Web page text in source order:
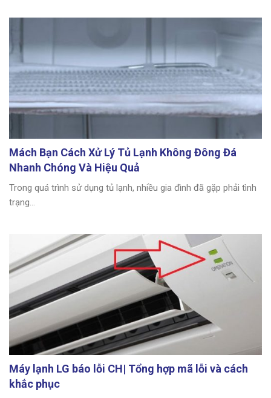
Mách Bạn Cách Xử Lý Tủ Lạnh Không Đông Đá
Nhanh Chóng Và Hiệu Quả
Trong quá trình sử dụng tủ lạnh, nhiều gia đình đã gặp phải tình
trạng...
Máy lạnh LG báo lỗi CH| Tổng hợp mã lỗi và cách
khắc phục